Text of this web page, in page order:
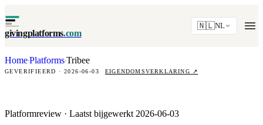
givingplatforms.com
🇳🇱NL
Home·Platforms·Tribee
GEVERIFIEERD · 2026-06-03 EIGENDOMSVERKLARING ↗
Platformreview · Laatst bijgewerkt 2026-06-03